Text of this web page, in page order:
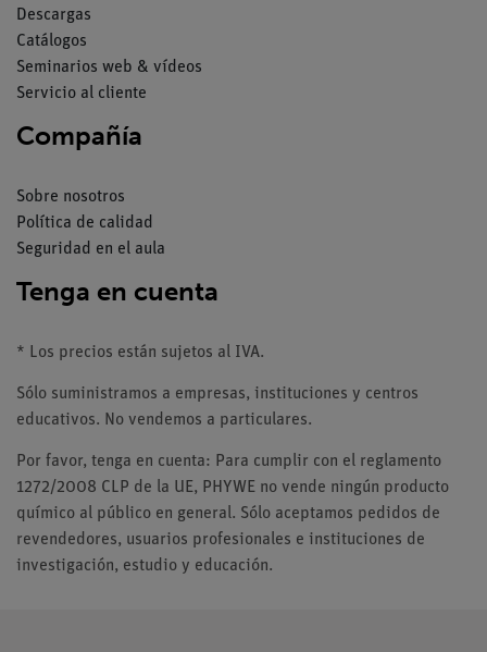
Descargas
Catálogos
Seminarios web & vídeos
Servicio al cliente
Compañía
Sobre nosotros
Política de calidad
Seguridad en el aula
Tenga en cuenta
* Los precios están sujetos al IVA.
Sólo suministramos a empresas, instituciones y centros
educativos. No vendemos a particulares.
Por favor, tenga en cuenta: Para cumplir con el reglamento
1272/2008 CLP de la UE, PHYWE no vende ningún producto
químico al público en general. Sólo aceptamos pedidos de
revendedores, usuarios profesionales e instituciones de
investigación, estudio y educación.